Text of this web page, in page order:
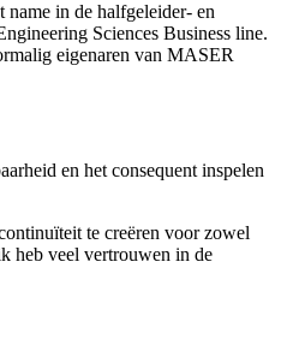
name in de halfgeleider- en
Sciences Business line.
eigenaren van MASER
en het consequent inspelen
te creëren voor zowel
heb veel vertrouwen in de